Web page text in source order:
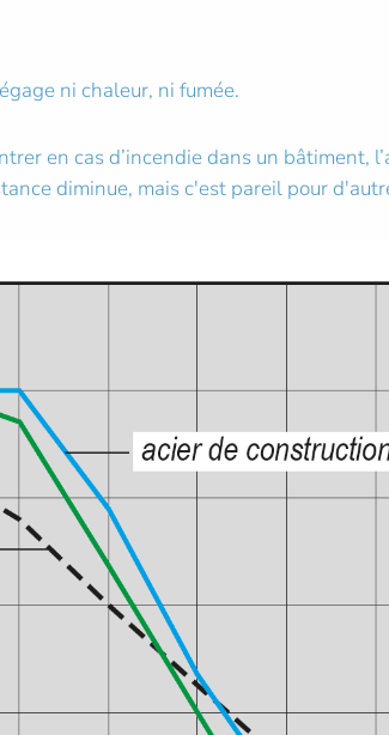
ni chaleur, ni fumée.
en cas d’incendie dans un bâtiment,
diminue, mais c'est pareil pour